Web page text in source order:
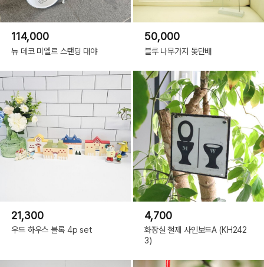
114,000
뉴 데코 미엘르 스탠딩 대야
50,000
블루 나무가지 돛단배
21,300
우드 하우스 블록 4p set
4,700
화장실 철제 사인보드A (KH242
3)